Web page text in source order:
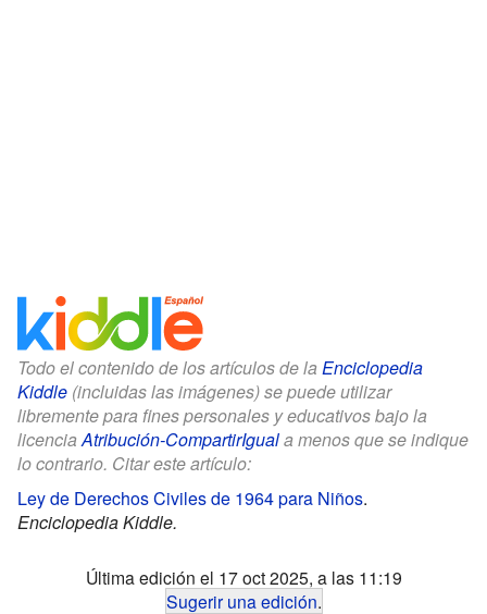
Todo el contenido de los artículos de la Enciclopedia
Kiddle (incluidas las imágenes) se puede utilizar
libremente para fines personales y educativos bajo la
licenciaAtribución-CompartirIguala menos que se indique
lo contrario. Citar este artículo:
Ley de Derechos Civiles de 1964 para Niños.
Enciclopedia Kiddle.
Última edición el 17 oct 2025, a las 11:19
Sugerir una edición.